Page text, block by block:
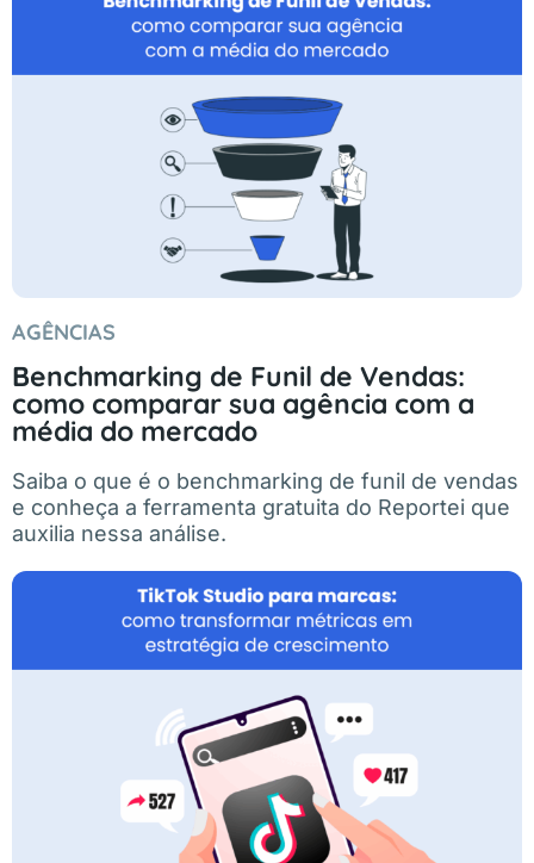
AGÊNCIAS
Benchmarking de Funil de Vendas:
como comparar sua agência com a
média do mercado
Saiba o que é o benchmarking de funil de vendas
e conheça a ferramenta gratuita do Reportei que
auxilia nessa análise.